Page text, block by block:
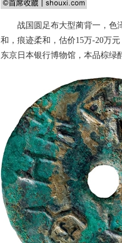
战国圆足布大型蔺背一，色
和，痕迹柔和，估价15万-20万元
东京日本银行博物馆，本品棕绿